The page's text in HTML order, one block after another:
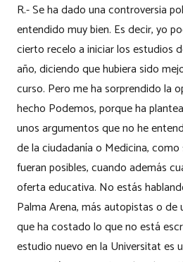
R.- Se ha dado una controversia
entendido muy bien. Es decir, yo
cierto recelo a iniciar los estudios
año, diciendo que hubiera sido
curso. Pero me ha sorprendido la
hecho Podemos, porque ha
unos argumentos que no he
de la ciudadanía o Medicina,
fueran posibles, cuando además
oferta educativa. No estás
Palma Arena, más autopistas o de
que ha costado lo que no está
estudio nuevo en la Universitat es